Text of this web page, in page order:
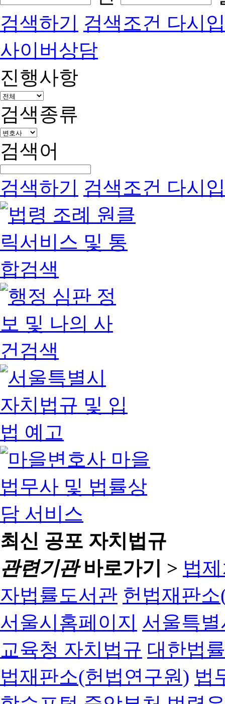
검색하기 검색조건 다시
사이버상담
진행사항
검색종류
검색어
검색하기 검색조건 다시
최신 공포 자치법규
관련기관바로가기 > 법
자법률도서관 헌법재판
서울시홈페이지 서울특
교육청 자치법규 대한법
법재판소(헌법연구원) 법